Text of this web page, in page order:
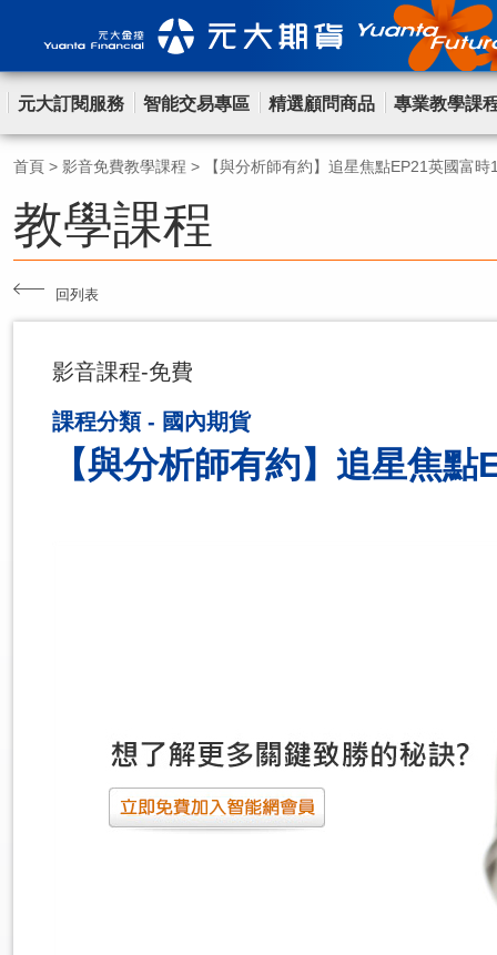
元大訂閱服務 智能交易專區 精選顧問商品 專業教學課
首頁 > 影音免費教學課程 > 【與分析師有約】追星焦點EP21英國富
教學課程
回列表
影音課程-免費
課程分類 - 國內期貨
【與分析師有約】追星焦